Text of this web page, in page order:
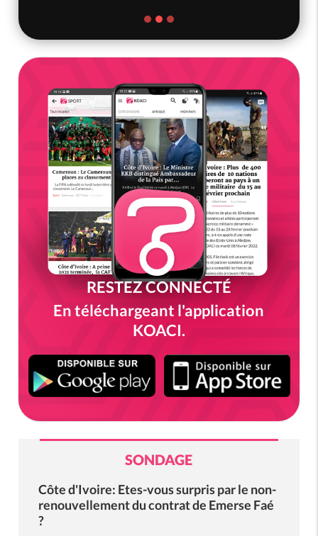
RESTEZ CONNECTÉ
En téléchargeant l'application
KOACI.
SONDAGE
Côte d'Ivoire: Etes-vous surpris par le non-
renouvellement du contrat de Emerse Faé
?